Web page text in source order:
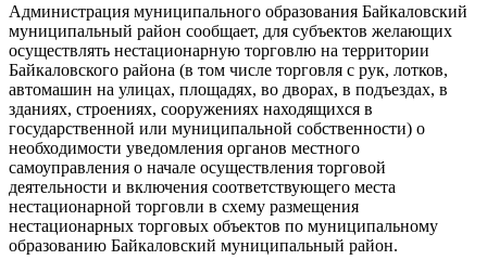
Администрация муниципального образования Байкаловский
муниципальный район сообщает, для субъектов желающих
осуществлять нестационарную торговлю на территории
Байкаловского района (в том числе торговля с рук, лотков,
автомашин на улицах, площадях, во дворах, в подъездах, в
зданиях, строениях, сооружениях находящихся в
государственной или муниципальной собственности) о
необходимости уведомления органов местного
самоуправления о начале осуществления торговой
деятельности и включения соответствующего места
нестационарной торговли в схему размещения
нестационарных торговых объектов по муниципальному
образованию Байкаловский муниципальный район.